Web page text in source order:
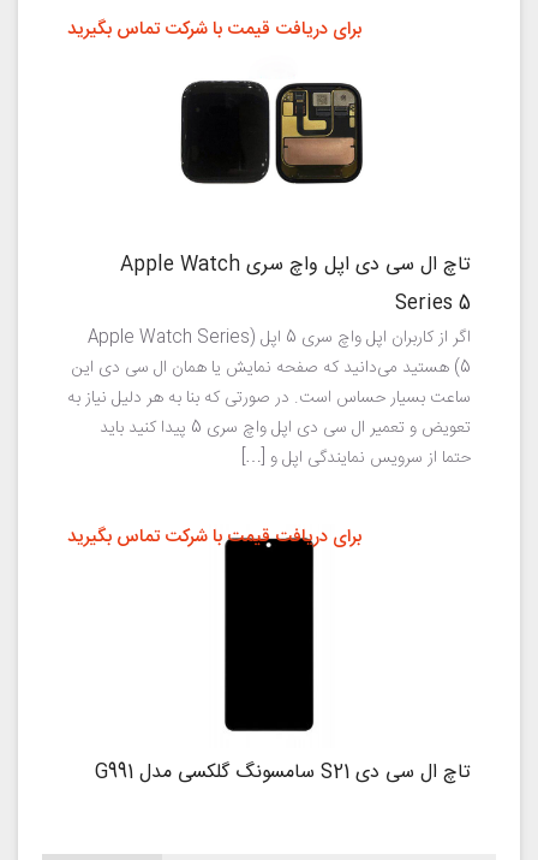
تاچ ال سی دی اپل واچ سری Apple Watch
Series 5
اگر از کاربران اپل واچ سری 5 اپل (Apple Watch Series
5) هستید می‌دانید که صفحه نمایش یا همان ال سی دی این
ساعت بسیار حساس است. در صورتی که بنا به هر دلیل نیاز به
تعویض و تعمیر ال سی دی اپل واچ سری 5 پیدا کنید باید
حتما از سرویس نمایندگی اپل و […]
برای دریافت قیمت با شرکت تماس بگیرید
تاچ ال سی دی S21 سامسونگ گلکسی مدل G991
برای دریافت قیمت با شرکت تماس بگیرید